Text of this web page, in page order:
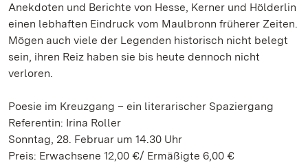
Anekdoten und Berichte von Hesse, Kerner und Hölderlin
einen lebhaften Eindruck vom Maulbronn früherer Zeiten.
Mögen auch viele der Legenden historisch nicht belegt
sein, ihren Reiz haben sie bis heute dennoch nicht
verloren.
Poesie im Kreuzgang – ein literarischer Spaziergang
Referentin: Irina Roller
Sonntag, 28. Februar um 14.30 Uhr
Preis: Erwachsene 12,00 €/ Ermäßigte 6,00 €